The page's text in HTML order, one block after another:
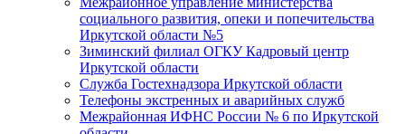
социального развития, опеки и попечительства
Иркутской области №5
Зиминский филиал ОГКУ Кадровый центр
Иркутской области
Служба Гостехнадзора Иркутской области
Телефоны экстренных и аварийных служб
Межрайонная ИФНС России № 6 по Иркутской